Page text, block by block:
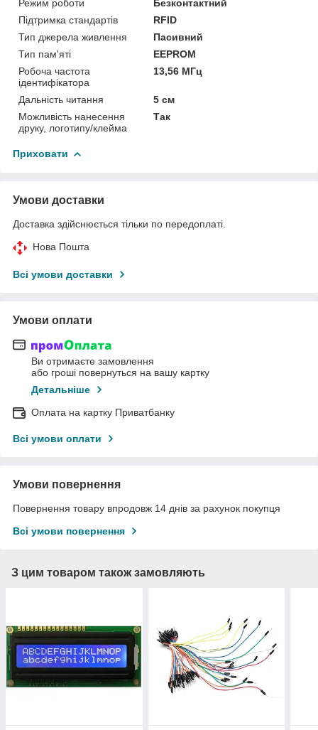
Режим роботи
Безконтактний
Підтримка стандартів
RFID
Тип джерела живлення
Пасивний
Тип пам'яті
EEPROM
Робоча частота
ідентифікатора
13,56 МГц
Дальність читання
5 см
Можливість нанесення
друку, логотипу/клейма
Так
Приховати
Умови доставки
Доставка здійснюється тільки по передоплаті.
Нова Пошта
Всі умови доставки
Умови оплати
Ви отримаєте замовлення
або гроші повернуться на вашу картку
Детальніше
Оплата на картку Приватбанку
Всі умови оплати
Умови повернення
Повернення товару впродовж 14 днів за рахунок покупця
Всі умови повернення
З цим товаром також замовляють